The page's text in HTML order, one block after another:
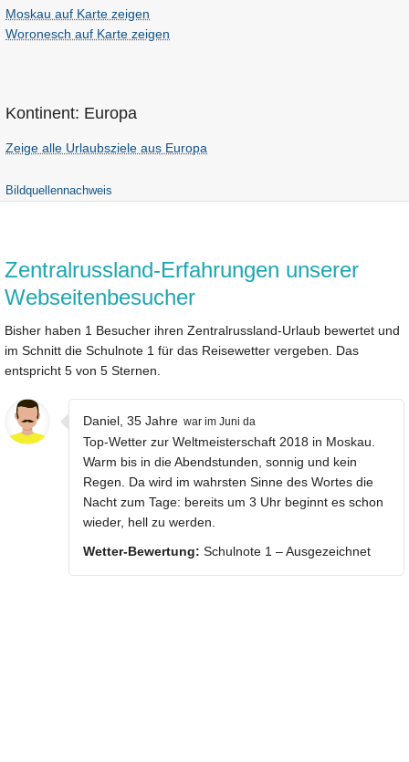
Moskau auf Karte zeigen
Woronesch auf Karte zeigen
Kontinent: Europa
Zeige alle Urlaubsziele aus Europa
Bildquellennachweis
Zentralrussland-Erfahrungen unserer
Webseitenbesucher
Bisher haben 1 Besucher ihren Zentralrussland-Urlaub bewertet und
im Schnitt die Schulnote 1 für das Reisewetter vergeben. Das
entspricht 5 von 5 Sternen.
Daniel, 35 Jahre war im Juni da
Top-Wetter zur Weltmeisterschaft 2018 in Moskau.
Warm bis in die Abendstunden, sonnig und kein
Regen. Da wird im wahrsten Sinne des Wortes die
Nacht zum Tage: bereits um 3 Uhr beginnt es schon
wieder, hell zu werden.
Wetter-Bewertung: Schulnote 1 – Ausgezeichnet